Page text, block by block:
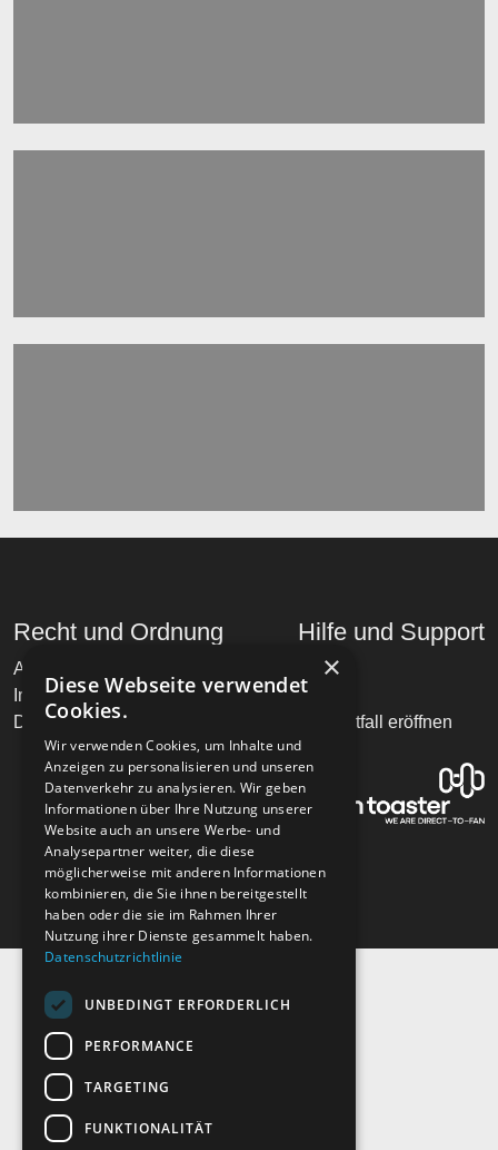
Recht und Ordnung
AGB
Impressum
Datenschutz
Hilfe und Support
Telefon
Mail
Supportfall eröffnen
×
Diese Webseite verwendet
Cookies.
Wir verwenden Cookies, um Inhalte und
Anzeigen zu personalisieren und unseren
Datenverkehr zu analysieren. Wir geben
Informationen über Ihre Nutzung unserer
Website auch an unsere Werbe- und
Analysepartner weiter, die diese
möglicherweise mit anderen Informationen
kombinieren, die Sie ihnen bereitgestellt
haben oder die sie im Rahmen Ihrer
Nutzung ihrer Dienste gesammelt haben.
Datenschutzrichtlinie
UNBEDINGT ERFORDERLICH
PERFORMANCE
TARGETING
FUNKTIONALITÄT